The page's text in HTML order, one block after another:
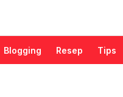
Blogging Resep Tips